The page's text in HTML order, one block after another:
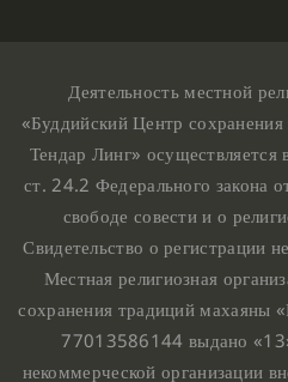
Деятельность местной
«Буддийский Центр
Тендар Линг» осуществляется
ст. 24.2 Федерального
свободе совести и о
Свидетельство о регистрации
Местная религиозная
сохранения традиций махаяны
77013586144 выдано
некоммерческой организации